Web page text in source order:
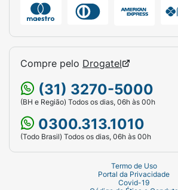
Compre pelo Drogatel
(31) 3270-5000
(BH e Região) Todos os dias, 06h às 00h
0300.313.1010
(Todo Brasil) Todos os dias, 06h às 00h
Termo de Uso
Portal da Privacidade
Covid-19